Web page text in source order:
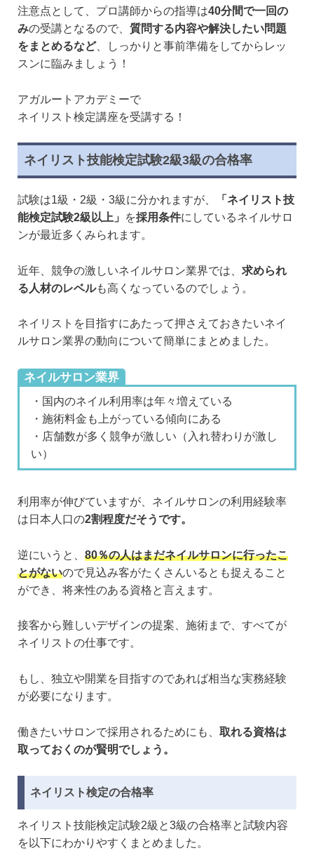
注意点として、プロ講師からの指導は40分間で一回の
みの受講となるので、 質問する内容や解決したい問題
をまとめるなど、しっかりと事前準備をしてからレッ
スンに臨みましょう！
アガルートアカデミーで
ネイリスト検定講座を受講する！
ネイリスト技能検定試験2級3級の合格率
試験は1級・2級・3級に分かれますが、
「ネイリスト技
能検定試験2級以上」
を採用条件にしているネイルサロ
ンが最近多くみられます。
近年、競争の激しいネイルサロン業界では、 求められ
る人材のレベルも高くなっているのでしょう。
ネイリストを目指すにあたって押さえておきたいネイ
ルサロン業界の動向について簡単にまとめました。
ネイルサロン業界
・国内のネイル利用率は年々増えている
・施術料金も上がっている傾向にある
・店舗数が多く競争が激しい（入れ替わりが激し
い）
利用率が伸びていますが、ネイルサロンの利用経験率
は日本人口の2割程度だそうです。
逆にいうと、 80％の人はまだネイルサロンに行ったこ
とがないので見込み客がたくさんいるとも捉えること
ができ、将来性のある資格と言えます。
接客から難しいデザインの提案、施術まで、すべてが
ネイリストの仕事です。
もし、独立や開業を目指すのであれば相当な実務経験
が必要になります。
働きたいサロンで採用されるためにも、 取れる資格は
取っておくのが賢明でしょう。
ネイリスト検定の合格率
ネイリスト技能検定試験2級と3級の合格率と試験内容
を以下にわかりやすくまとめました。